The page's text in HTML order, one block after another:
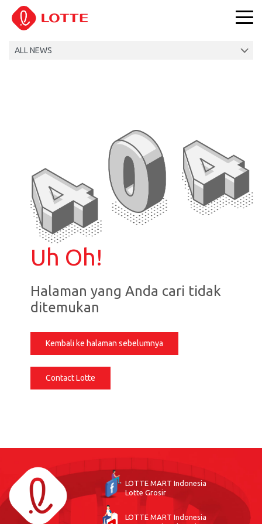
Uh Oh!
Halaman yang Anda cari tidak
ditemukan
Kembali ke halaman sebelumnya
Contact Lotte
LOTTE MART Indonesia
Lotte Grosir
LOTTE MART Indonesia